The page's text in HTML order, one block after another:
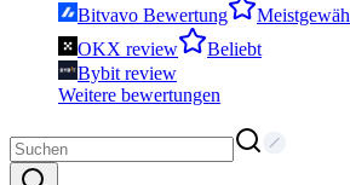
Bitvavo Bewertung
OKX review
Beliebt
Bybit review
Weitere bewertungen